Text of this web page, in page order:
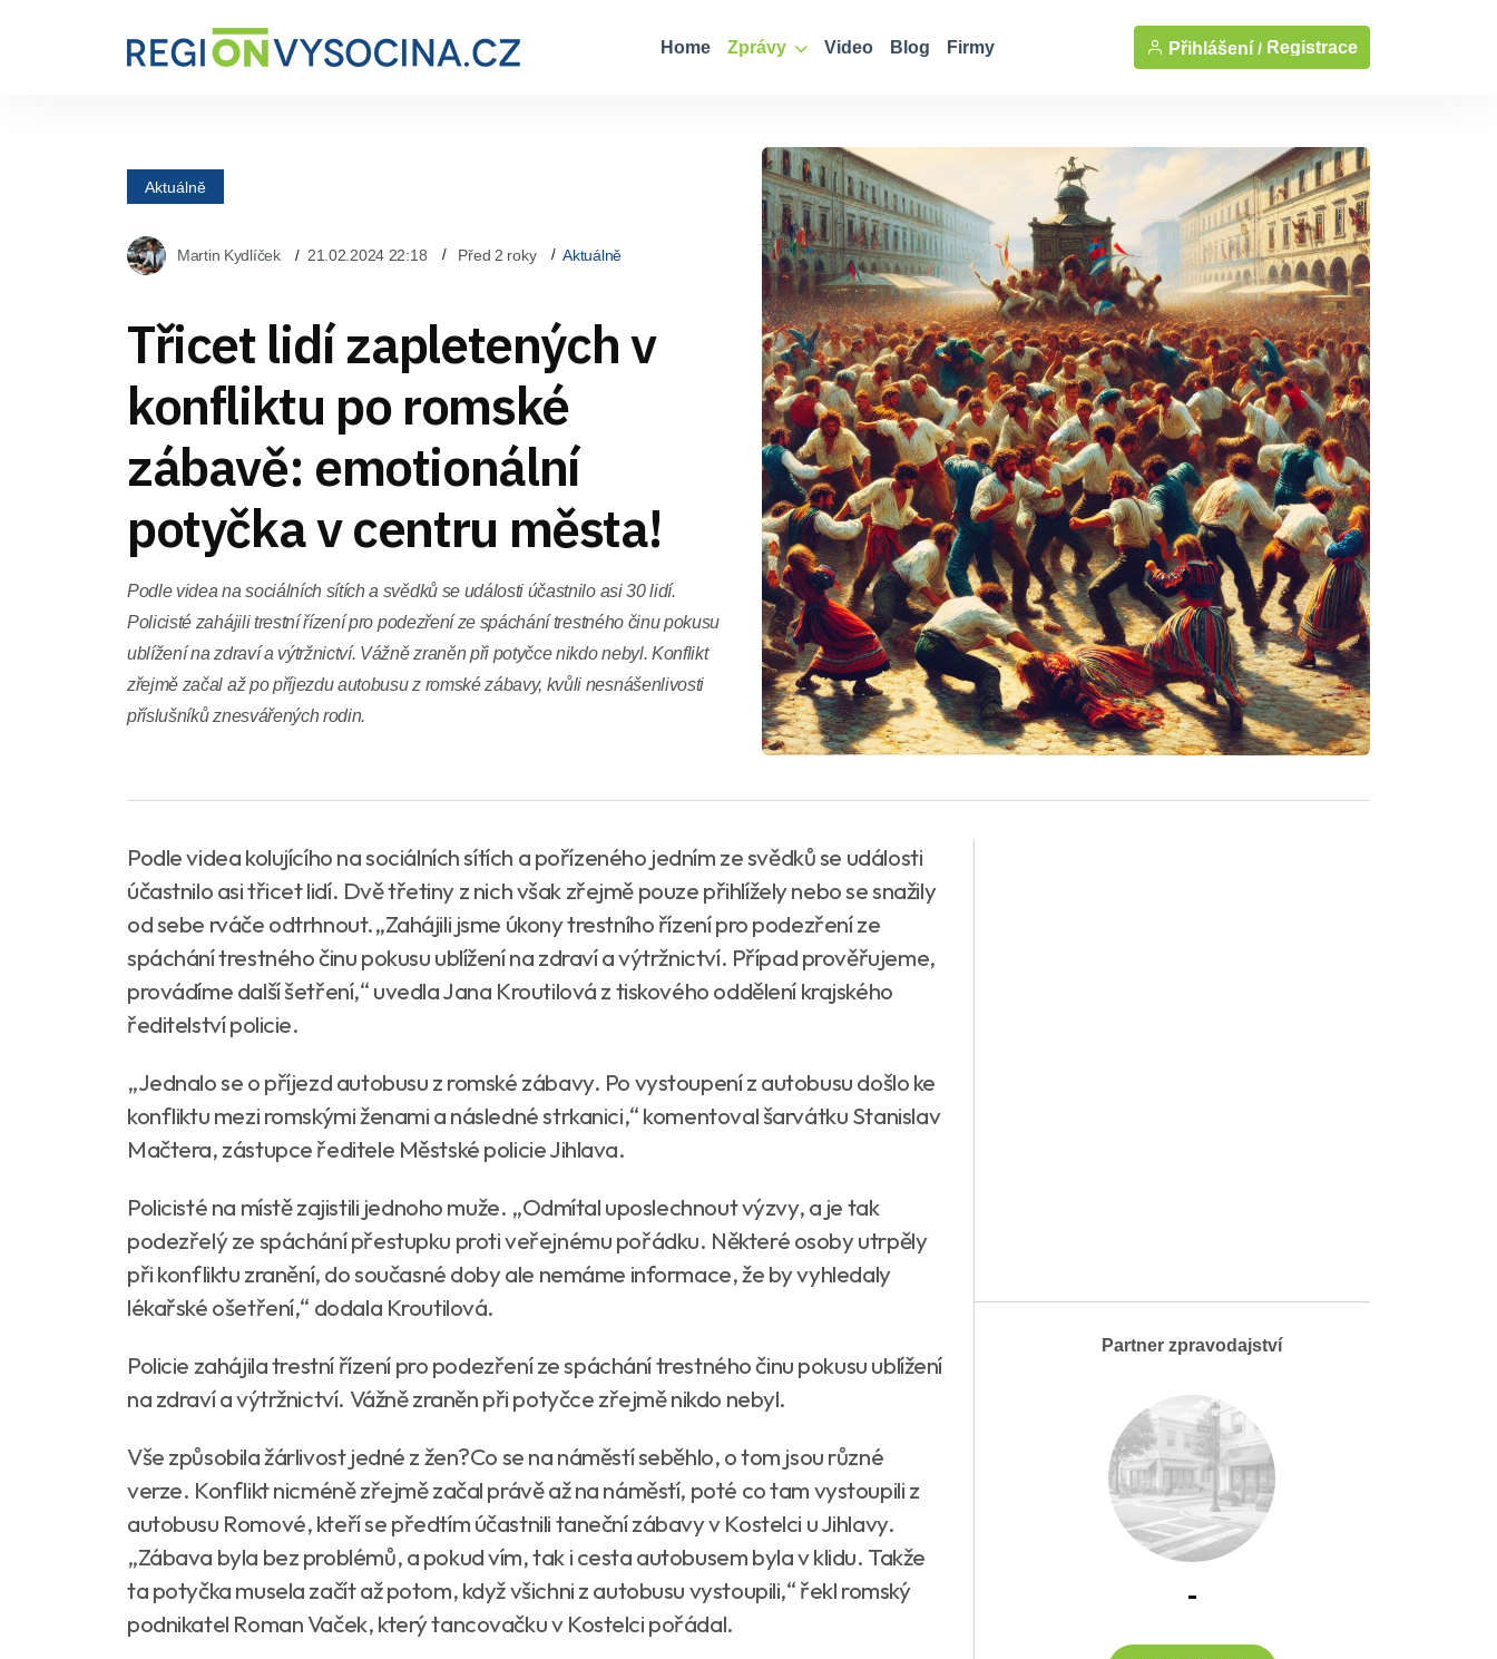
Home Zprávy Video Blog Firmy Přihlášení / Registrace
Aktuálně
Martin Kydlíček 21.02.2024 22:18 Před 2 roky Aktuálně
Třicet lidí zapletených v
konfliktu po romské
zábavě: emotionální
potyčka v centru města!
Podle videa na sociálních sítích a svědků se události účastnilo asi 30 lidí.
Policisté zahájili trestní řízení pro podezření ze spáchání trestného činu pokusu
ublížení na zdraví a výtržnictví. Vážně zraněn při potyčce nikdo nebyl. Konflikt
zřejmě začal až po příjezdu autobusu z romské zábavy, kvůli nesnášenlivosti
příslušníků znesvářených rodin.
Podle videa kolujícího na sociálních sítích a pořízeného jedním ze svědků se události
účastnilo asi třicet lidí. Dvě třetiny z nich však zřejmě pouze přihlížely nebo se snažily
od sebe rváče odtrhnout.„Zahájili jsme úkony trestního řízení pro podezření ze
spáchání trestného činu pokusu ublížení na zdraví a výtržnictví. Případ prověřujeme,
provádíme další šetření,“ uvedla Jana Kroutilová z tiskového oddělení krajského
ředitelství policie.
„Jednalo se o příjezd autobusu z romské zábavy. Po vystoupení z autobusu došlo ke
konfliktu mezi romskými ženami a následné strkanici,“ komentoval šarvátku Stanislav
Mačtera, zástupce ředitele Městské policie Jihlava.
Policisté na místě zajistili jednoho muže. „Odmítal uposlechnout výzvy, a je tak
podezřelý ze spáchání přestupku proti veřejnému pořádku. Některé osoby utrpěly
při konfliktu zranění, do současné doby ale nemáme informace, že by vyhledaly
lékařské ošetření,“ dodala Kroutilová.
Policie zahájila trestní řízení pro podezření ze spáchání trestného činu pokusu ublížení
na zdraví a výtržnictví. Vážně zraněn při potyčce zřejmě nikdo nebyl.
Vše způsobila žárlivost jedné z žen?Co se na náměstí seběhlo, o tom jsou různé
verze. Konflikt nicméně zřejmě začal právě až na náměstí, poté co tam vystoupili z
autobusu Romové, kteří se předtím účastnili taneční zábavy v Kostelci u Jihlavy.
„Zábava byla bez problémů, a pokud vím, tak i cesta autobusem byla v klidu. Takže
ta potyčka musela začít až potom, když všichni z autobusu vystoupili,“ řekl romský
podnikatel Roman Vaček, který tancovačku v Kostelci pořádal.
Partner zpravodajství
-